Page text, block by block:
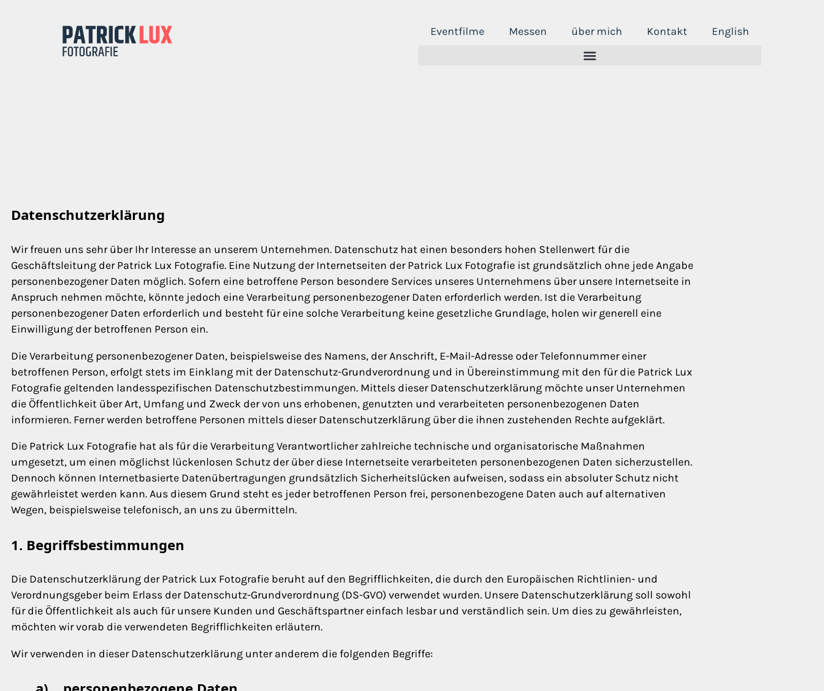
Eventfilme Messen über mich Kontakt English
Datenschutzerklärung
Wir freuen uns sehr über Ihr Interesse an unserem Unternehmen. Datenschutz hat einen besonders hohen Stellenwert für die
Geschäftsleitung der Patrick Lux Fotografie. Eine Nutzung der Internetseiten der Patrick Lux Fotografie ist grundsätzlich ohne jede Angabe
personenbezogener Daten möglich. Sofern eine betroffene Person besondere Services unseres Unternehmens über unsere Internetseite in
Anspruch nehmen möchte, könnte jedoch eine Verarbeitung personenbezogener Daten erforderlich werden. Ist die Verarbeitung
personenbezogener Daten erforderlich und besteht für eine solche Verarbeitung keine gesetzliche Grundlage, holen wir generell eine
Einwilligung der betroffenen Person ein.
Die Verarbeitung personenbezogener Daten, beispielsweise des Namens, der Anschrift, E-Mail-Adresse oder Telefonnummer einer
betroffenen Person, erfolgt stets im Einklang mit der Datenschutz-Grundverordnung und in Übereinstimmung mit den für die Patrick Lux
Fotografie geltenden landesspezifischen Datenschutzbestimmungen. Mittels dieser Datenschutzerklärung möchte unser Unternehmen
die Öffentlichkeit über Art, Umfang und Zweck der von uns erhobenen, genutzten und verarbeiteten personenbezogenen Daten
informieren. Ferner werden betroffene Personen mittels dieser Datenschutzerklärung über die ihnen zustehenden Rechte aufgeklärt.
Die Patrick Lux Fotografie hat als für die Verarbeitung Verantwortlicher zahlreiche technische und organisatorische Maßnahmen
umgesetzt, um einen möglichst lückenlosen Schutz der über diese Internetseite verarbeiteten personenbezogenen Daten sicherzustellen.
Dennoch können Internetbasierte Datenübertragungen grundsätzlich Sicherheitslücken aufweisen, sodass ein absoluter Schutz nicht
gewährleistet werden kann. Aus diesem Grund steht es jeder betroffenen Person frei, personenbezogene Daten auch auf alternativen
Wegen, beispielsweise telefonisch, an uns zu übermitteln.
1. Begriffsbestimmungen
Die Datenschutzerklärung der Patrick Lux Fotografie beruht auf den Begrifflichkeiten, die durch den Europäischen Richtlinien- und
Verordnungsgeber beim Erlass der Datenschutz-Grundverordnung (DS-GVO) verwendet wurden. Unsere Datenschutzerklärung soll sowohl
für die Öffentlichkeit als auch für unsere Kunden und Geschäftspartner einfach lesbar und verständlich sein. Um dies zu gewährleisten,
möchten wir vorab die verwendeten Begrifflichkeiten erläutern.
Wir verwenden in dieser Datenschutzerklärung unter anderem die folgenden Begriffe: